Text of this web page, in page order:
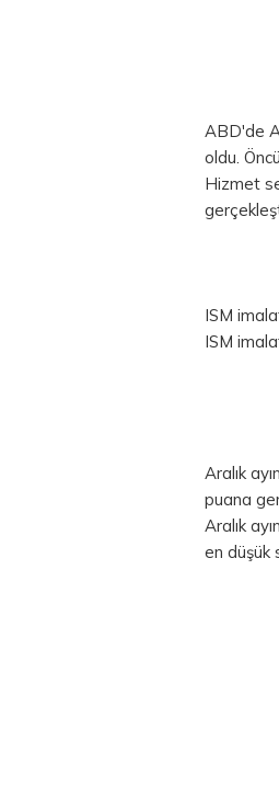
ABD'de
oldu.
Hizmet
ISM
ISM
Aralık
puana
Aralık
en düşük